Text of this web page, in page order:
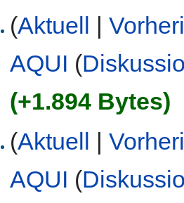
(Aktuell |
AQUI (
(+1.894 Bytes)
(Aktuell |
AQUI (